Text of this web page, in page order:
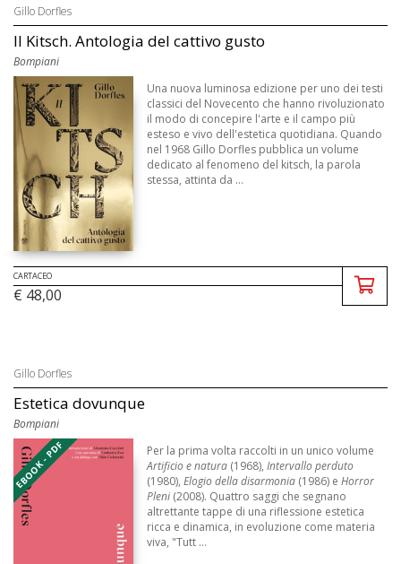
Gillo Dorfles
Il Kitsch. Antologia del cattivo gusto
Bompiani
Una nuova luminosa edizione per uno dei testi
classici del Novecento che hanno rivoluzionato
il modo di concepire l'arte e il campo più
esteso e vivo dell'estetica quotidiana. Quando
nel 1968 Gillo Dorfles pubblica un volume
dedicato al fenomeno del kitsch, la parola
stessa, attinta da ...
CARTACEO
€ 48,00
Gillo Dorfles
Estetica dovunque
Bompiani
EBOOK - PDF
Per la prima volta raccolti in un unico volume
Artificio e natura (1968),Intervallo perduto
(1980),Elogio della disarmonia (1986) eHorror
Pleni (2008). Quattro saggi che segnano
altrettante tappe di una riflessione estetica
ricca e dinamica, in evoluzione come materia
viva, "Tutt ...